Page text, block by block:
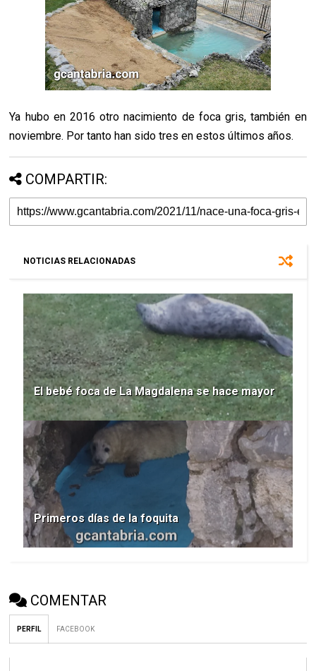
Ya hubo en 2016 otro nacimiento de foca gris, también en
noviembre. Por tanto han sido tres en estos últimos años.
COMPARTIR:
NOTICIAS RELACIONADAS
El bebé foca de La Magdalena se hace mayor
Primeros días de la foquita
COMENTAR
PERFIL FACEBOOK